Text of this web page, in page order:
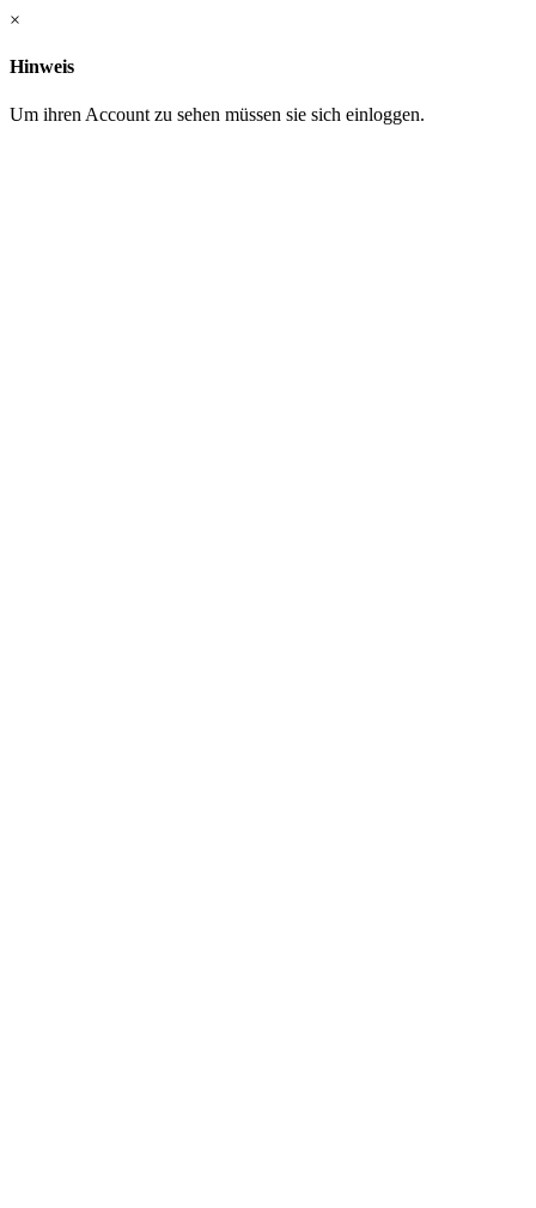
×
Hinweis
Um ihren Account zu sehen müssen sie sich einloggen.